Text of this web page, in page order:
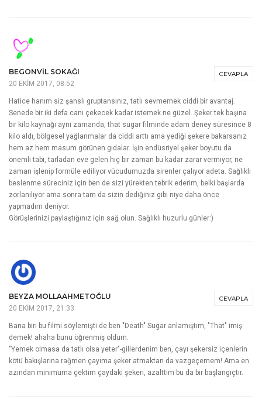
CEVAPLA
BEGONVIL SOKAĞI
20 EKIM 2017, 08:52
Hatice hanım siz şanslı gruptansınız, tatlı sevmemek ciddi bir avantaj.
Senede bir iki defa canı çekecek kadar istemek ne güzel. Şeker tek başına
bir kilo kaynağı aynı zamanda, that sugar filminde adam deney süresince 8
kilo aldı, bölgesel yağlanmalar da ciddi arttı ama yediği şekere bakarsanız
hem az hem masum görünen gıdalar. İşin endüsriyel şeker boyutu da
önemli tabi, tarladan eve gelen hiç bir zaman bu kadar zarar vermiyor, ne
zaman işlenip formüle ediliyor vücudumuzda sirenler çalıyor adeta. Sağlıklı
beslenme süreciniz için ben de sizi yürekten tebrik ederim, belki başlarda
zorlanılıyor ama sonra tam da sizin dediğiniz gibi niye daha önce
yapmadım deniyor.
Görüşlerinizi paylaştığınız için sağ olun. Sağlıklı huzurlu günler:)
CEVAPLA
BEYZA MOLLAAHMETOĞLU
20 EKIM 2017, 21:33
Bana biri bu filmi söylemişti de ben "Death" Sugar anlamıştım, "That" imiş
demek! ahaha bunu öğrenmiş oldum.
"Yemek olmasa da tatlı olsa yeter"-gillerdenim ben, çayı şekersiz içenlerin
kötü bakışlarına rağmen çayıma şeker atmaktan da vazgeçemem! Ama en
azından minimuma çektim çaydaki şekeri, azalttım bu da bir başlangıçtır.